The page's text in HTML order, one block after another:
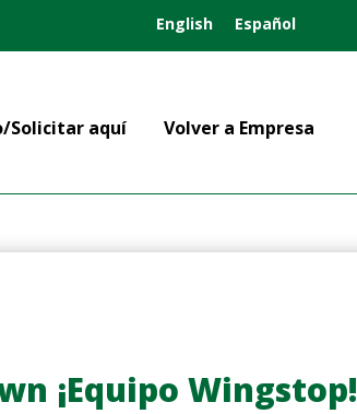
English Español
Solicitar aquí Volver a Empresa
¡Equipo Wingstop!